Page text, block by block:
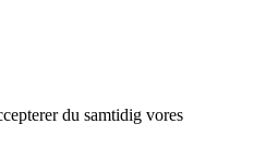
du samtidig vores